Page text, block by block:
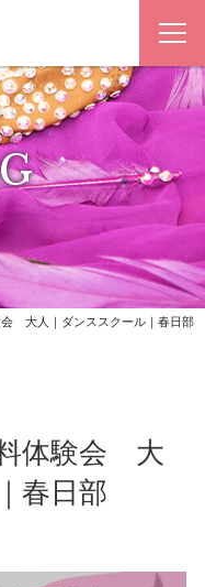
会 大人｜ダンススクール｜春日部
体験会 大
春日部